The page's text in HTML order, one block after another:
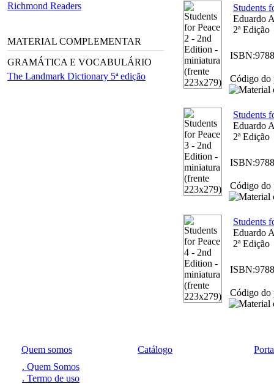
Richmond Readers
MATERIAL COMPLEMENTAR
GRAMÁTICA E VOCABULÁRIO
The Landmark Dictionary 5ª edição
Students
Eduardo
2ª Edição
ISBN:
Código do
Students
Eduardo
2ª Edição
ISBN:
Código do
Students
Eduardo
2ª Edição
ISBN:
Código do
Quem somos
. Quem Somos
. Termo de uso
Catálogo